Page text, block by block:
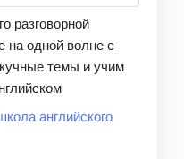
разговорной
на одной волне с
темы и учим
английского